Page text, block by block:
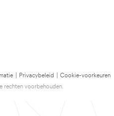
Privacybeleid
Cookie-voorkeuren
rechten voorbehouden.